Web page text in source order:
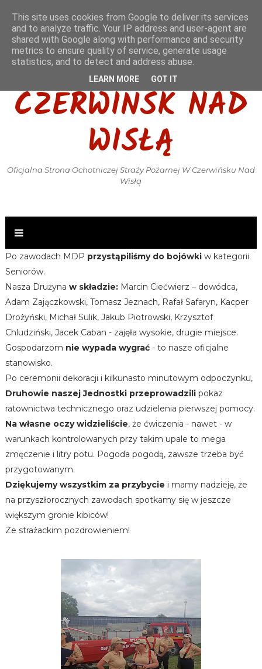
OSP KSRG
CZERWIŃSK NAD
WISŁĄ
Oficjalna Strona Ochotniczej Straży Pożarnej W Czerwińsku Nad
Wisłą
Po zawodach MDP przystąpiliśmy do bojówkiw kategorii
Seniorów.
Nasza Drużyna w składzie:Marcin Ciećwierz – dowódca,
Adam Zajączkowski, Tomasz Jeznach, Rafał Safaryn, Kacper
Drożyński, Michał Sulik, Jakub Piotrowski, Krzysztof
Chludziński, Jacek Caban - zajęła wysokie, drugie miejsce.
Gospodarzom nie wypada wygrać- to nasze oficjalne
stanowisko.
Po ceremonii dekoracji i kilkunasto minutowym odpoczynku,
Druhowie naszej Jednostki przeprowadzilipokaz
ratownictwa technicznego oraz udzielenia pierwszej pomocy.
Na własne oczy widzieliście, że ćwiczenia - nawet - w
warunkach kontrolowanych przy takim upale to mega
zmęczenie i litry potu. Pogoda pogodą, zawsze trzeba być
przygotowanym.
Dziękujemy wszystkim za przybycie i mamy nadzieję, że
na przyszłorocznych zawodach spotkamy się w jeszcze
większym gronie kibiców!
Ze strażackim pozdrowieniem!
This site uses cookies from Google to deliver its services
and to analyze traffic. Your IP address and user-agent are
shared with Google along with performance and security
metrics to ensure quality of service, generate usage
statistics, and to detect and address abuse.
LEARN MORE GOT IT